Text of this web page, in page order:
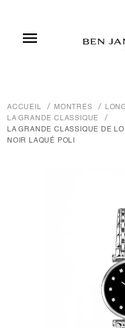

ACCUEIL MONTRES
LA GRANDE CLASSIQUE
LA GRANDE CLASSIQUE DE
NOIR LAQUÉ POLI